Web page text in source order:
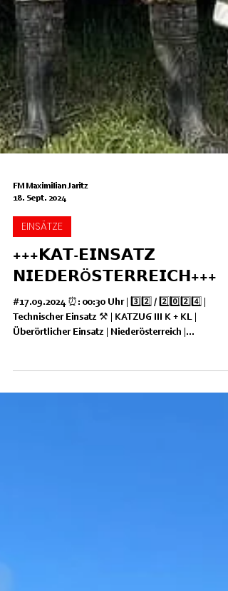
FM Maximilian Jaritz
EINSÄTZE
+++𝗞𝗔𝗧-𝗘𝗜𝗡𝗦𝗔𝗧𝗭
𝗡𝗜𝗘𝗗𝗘𝗥Ö𝗦𝗧𝗘𝗥𝗥𝗘𝗜𝗖𝗛+++